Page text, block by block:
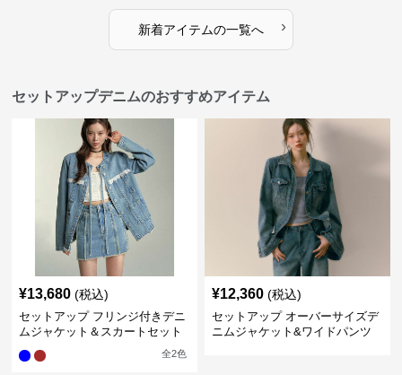
新着アイテムの一覧へ ›
セットアップデニムのおすすめアイテム
¥13,680 (税込)
セットアップ フリンジ付きデニ
ムジャケット＆スカートセット
全2色
¥12,360 (税込)
セットアップ オーバーサイズデ
ニムジャケット&ワイドパンツ